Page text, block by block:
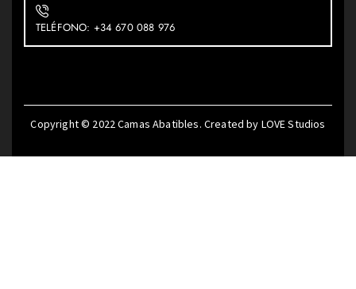
TELÉFONO: +34 670 088 976
Copyright © 2022Camas Abatibles. Created by LOVE Studios